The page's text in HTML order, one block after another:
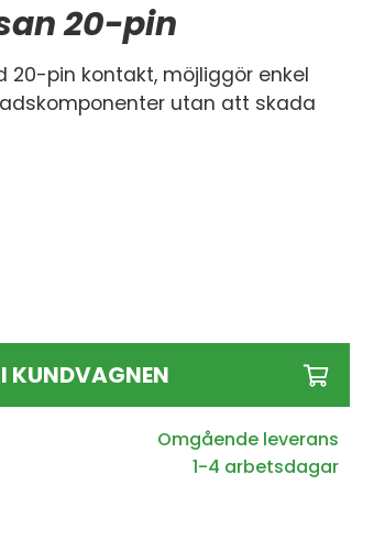
20-pin
20-pin kontakt, möjliggör enkel
utan att skada
KUNDVAGNEN
1-4 arbetsdagar